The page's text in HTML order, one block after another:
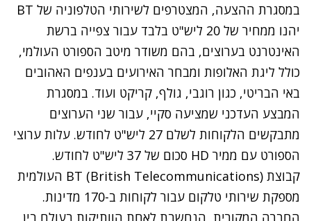
במסגרת ההצעה, המצטרפים לשירותי הטלפוניה של BT
יהנו ממחיר של 20 ליש"ט בלבד עבור צפייה ברשת
האינטרנט בערוצים, בהם משודר מיטב הספורט העולמי,
כולל ליגת האלופות ומבחר האירועים בענפים האהובים
באי הבריטי, כגון רוגבי, גולף, קריקט ועוד. במסגרת
המבצע העדכני שמציעה סקיי, עבור שני הערוצים
מתבקשים הלקוחות לשלם 27 ליש"ט לחודש. עלות ערוצי
הספורט עם ממיר HD סכום של 37 ליש"ט לחודש.
קבוצת BT (British Telecommunications) העולמית
מספקת שירותי טלקום עבור לקוחות ב-170 מדינות.
החברה המקורית, הנחשבת לאחת הוותיקות בעולם בין